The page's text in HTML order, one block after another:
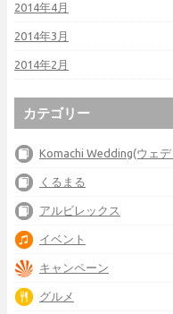
2014年4月
2014年3月
2014年2月
カテゴリー
Komachi Wedding(ウェ
くるまる
アルビレックス
イベント
キャンペーン
グルメ